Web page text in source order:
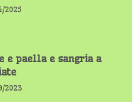
2025
e paella e sangria a
2023